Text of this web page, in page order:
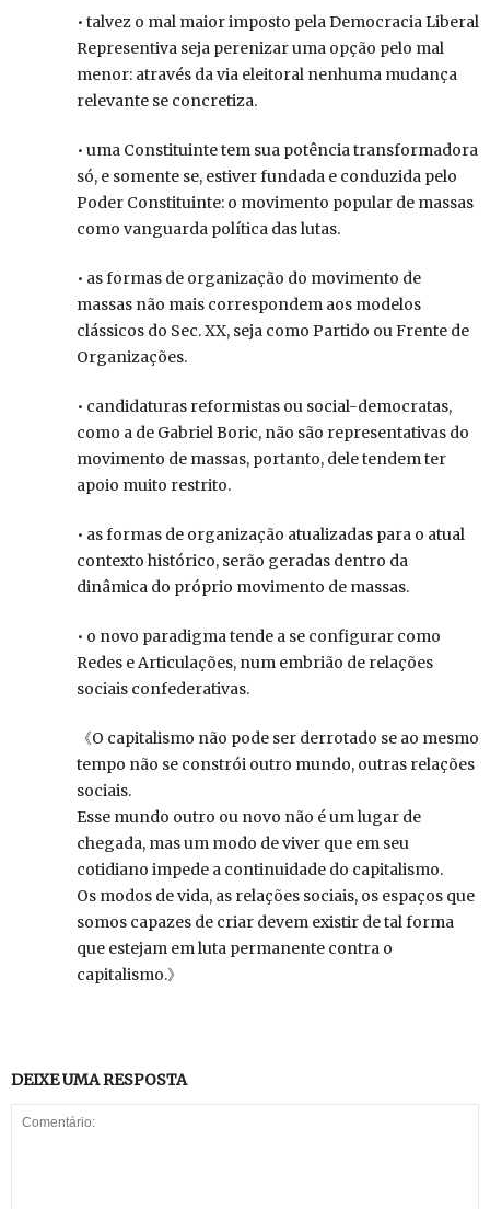
• talvez o mal maior imposto pela Democracia Liberal
Representiva seja perenizar uma opção pelo mal
menor: através da via eleitoral nenhuma mudança
relevante se concretiza.
• uma Constituinte tem sua potência transformadora
só, e somente se, estiver fundada e conduzida pelo
Poder Constituinte: o movimento popular de massas
como vanguarda política das lutas.
• as formas de organização do movimento de
massas não mais correspondem aos modelos
clássicos do Sec. XX, seja como Partido ou Frente de
Organizações.
• candidaturas reformistas ou social-democratas,
como a de Gabriel Boric, não são representativas do
movimento de massas, portanto, dele tendem ter
apoio muito restrito.
• as formas de organização atualizadas para o atual
contexto histórico, serão geradas dentro da
dinâmica do próprio movimento de massas.
• o novo paradigma tende a se configurar como
Redes e Articulações, num embrião de relações
sociais confederativas.
《O capitalismo não pode ser derrotado se ao mesmo
tempo não se constrói outro mundo, outras relações
sociais.
Esse mundo outro ou novo não é um lugar de
chegada, mas um modo de viver que em seu
cotidiano impede a continuidade do capitalismo.
Os modos de vida, as relações sociais, os espaços que
somos capazes de criar devem existir de tal forma
que estejam em luta permanente contra o
capitalismo.》
DEIXE UMA RESPOSTA